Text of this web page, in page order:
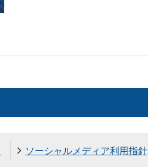
ソーシャルメディア利用指針